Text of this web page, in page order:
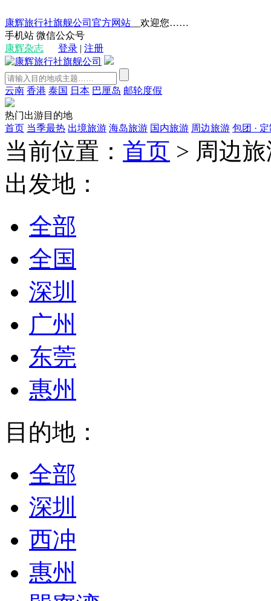
康辉旅行社旗舰公司官方网站 __欢迎您……
手机站 微信公众号
康辉杂志
登录 | 注册
云南 香港 泰国 日本 巴厘岛 邮轮度假
热门出游目的地
首页 当季最热 出境旅游 海岛旅游 国内旅游 周边旅游 包团 ·
当前位置： 首页 > 周边
出发地：
全部
全国
深圳
广州
东莞
惠州
目的地：
全部
深圳
西冲
惠州